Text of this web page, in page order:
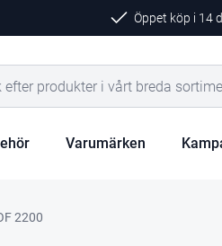
Öppet köp i 14
Varumärken
2200